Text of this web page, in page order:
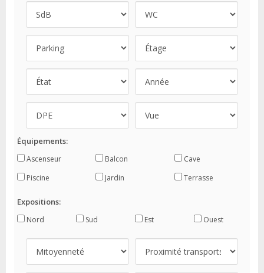
Équipements:
Ascenseur Balcon
Cave
Piscine
Jardin Terrasse
Expositions:
Nord Sud Est Ouest